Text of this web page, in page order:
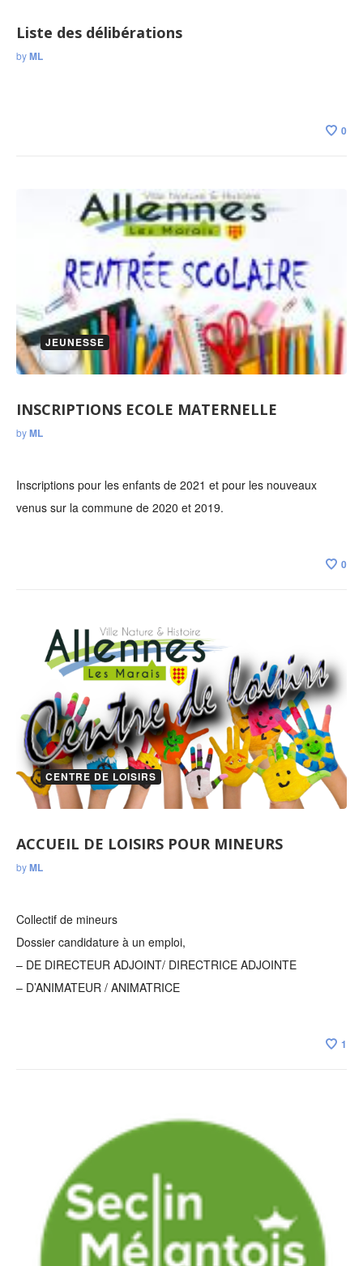
Liste des délibérations
byML
0
JEUNESSE
INSCRIPTIONS ECOLE MATERNELLE
byML
Inscriptions pour les enfants de 2021 et pour les nouveaux
venus sur la commune de 2020 et 2019.
0
CENTRE DE LOISIRS
ACCUEIL DE LOISIRS POUR MINEURS
byML
Collectif de mineurs
Dossier candidature à un emploi,
– DE DIRECTEUR ADJOINT/ DIRECTRICE ADJOINTE
– D’ANIMATEUR / ANIMATRICE
1